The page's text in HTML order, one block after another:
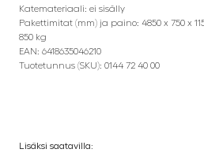
Katemateriaali: ei sisälly
Pakettimitat (mm) ja paino: 4850 x 750 x
850 kg
EAN: 6418635046210
Tuotetunnus (SKU): 0144 72 40 00
Lisäksi saatavilla: